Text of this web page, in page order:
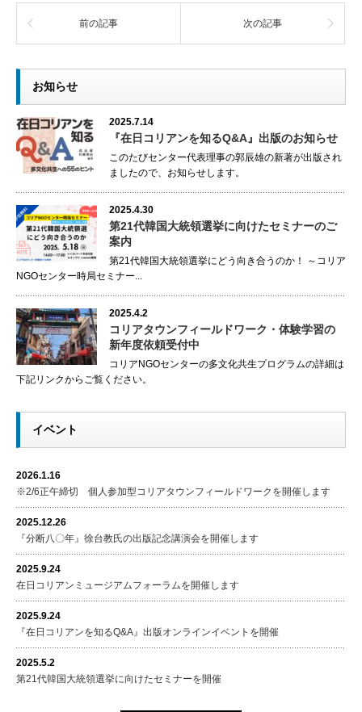
前の記事 次の記事
お知らせ
2025.7.14
『在日コリアンを知るQ&A』出版のお知らせ
このたびセンター代表理事の郭辰雄の新著が出版され
ましたので、お知らせします。
2025.4.30
第21代韓国大統領選挙に向けたセミナーのご
案内
第21代韓国大統領選挙にどう向き合うのか！ ～コリア
NGOセンター時局セミナー...
2025.4.2
コリアタウンフィールドワーク・体験学習の
新年度依頼受付中
コリアNGOセンターの多文化共生プログラムの詳細は
下記リンクからご覧ください。
イベント
2026.1.16
※2/6正午締切 個人参加型コリアタウンフィールドワークを開催します
2025.12.26
『分断八〇年』徐台教氏の出版記念講演会を開催します
2025.9.24
在日コリアンミュージアムフォーラムを開催します
2025.9.24
『在日コリアンを知るQ&A』出版オンラインイベントを開催
2025.5.2
第21代韓国大統領選挙に向けたセミナーを開催